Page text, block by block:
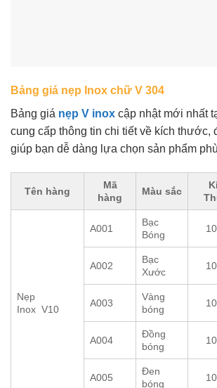
Bảng giá nẹp Inox chữ V 304
Bảng giá nẹp V inox cập nhật mới nhất
cung cấp thông tin chi tiết về kích thước,
giúp bạn dễ dàng lựa chọn sản phẩm
Tên hàng
Mã
hàng
Màu sắc
Nẹp
Inox V10
A001
Bạc
Bóng
A002
Bạc
Xước
A003
Vàng
bóng
A004
Đồng
bóng
A005
Đen
bóng